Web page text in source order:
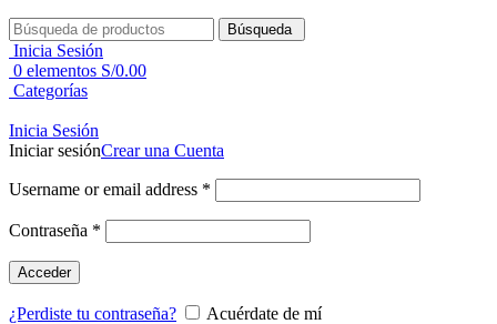
Búsqueda
Inicia Sesión
0 elementos S/0.00
Categorías
Inicia Sesión
Iniciar sesiónCrear una Cuenta
Username or email address *
Contraseña *
Acceder
¿Perdiste tu contraseña?
Acuérdate de mí